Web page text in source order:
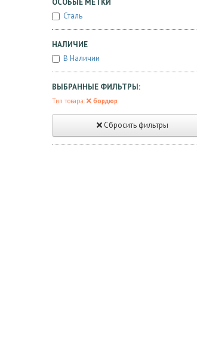
ОСОБЫЕ МЕТКИ
Сталь
НАЛИЧИЕ
В Наличии
ВЫБРАННЫЕ ФИЛЬТРЫ:
Тип товара: бордюр
Сбросить фильтры